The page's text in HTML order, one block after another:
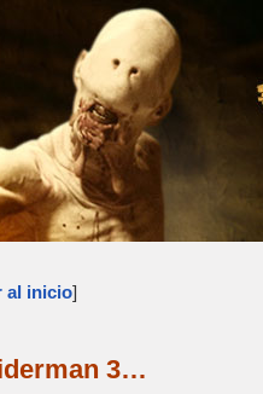
al inicio]
3…